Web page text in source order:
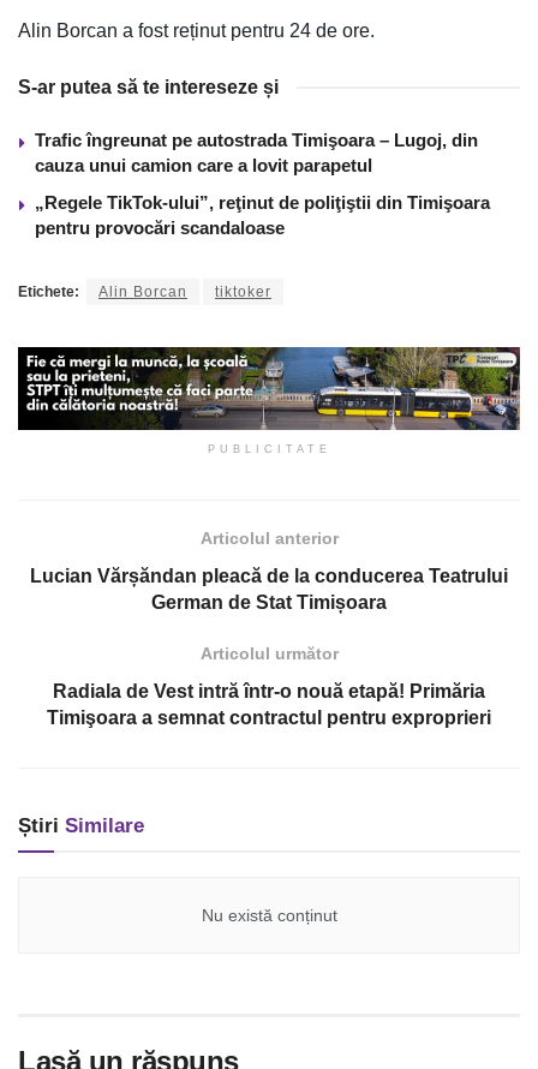
Alin Borcan a fost reținut pentru 24 de ore.
S-ar putea să te intereseze și
Trafic îngreunat pe autostrada Timişoara – Lugoj, din
cauza unui camion care a lovit parapetul
„Regele TikTok-ului”, reţinut de poliţiştii din Timişoara
pentru provocări scandaloase
Etichete: Alin Borcan tiktoker
PUBLICITATE
Articolul anterior
Lucian Vărșăndan pleacă de la conducerea Teatrului
German de Stat Timișoara
Articolul următor
Radiala de Vest intră într-o nouă etapă! Primăria
Timişoara a semnat contractul pentru exproprieri
Știri Similare
Nu există conținut
Lasă un răspuns